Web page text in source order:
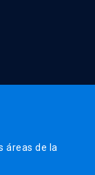
áreas de la